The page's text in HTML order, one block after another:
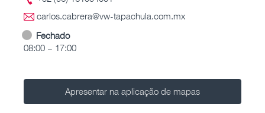
carlos.cabrera@vw-tapachula.com.mx
Fechado
08:00 – 17:00
Apresentar na aplicação de mapas